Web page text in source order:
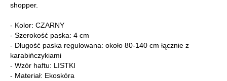
shopper.
- Kolor: CZARNY
- Szerokość paska: 4 cm
- Długość paska regulowana: około 80-140 cm łącznie z
karabińczykiami
- Wzór haftu: LISTKI
- Materiał: Ekoskóra